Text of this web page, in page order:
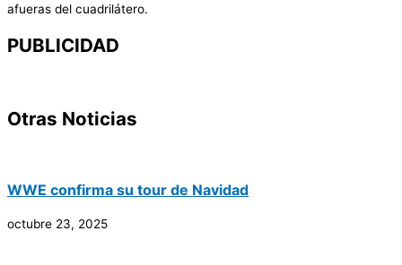
afueras del cuadrilátero.
PUBLICIDAD
Otras Noticias
WWE confirma su tour de Navidad
octubre 23, 2025